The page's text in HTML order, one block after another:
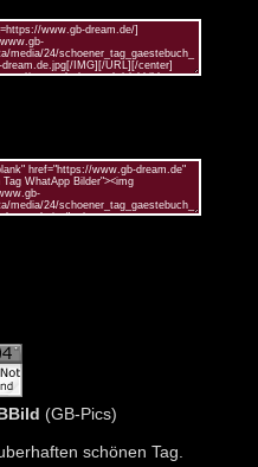
(GB-Pics)
schönen Tag.